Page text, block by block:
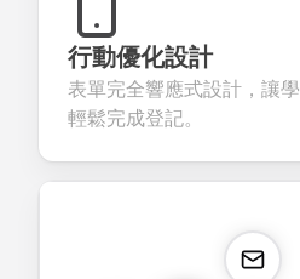
行動優化設計
表單完全響應式設計，讓
輕鬆完成登記。